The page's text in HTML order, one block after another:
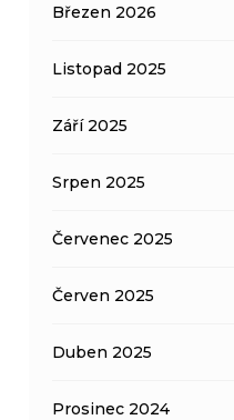
Březen 2026
Listopad 2025
Září 2025
Srpen 2025
Červenec 2025
Červen 2025
Duben 2025
Prosinec 2024